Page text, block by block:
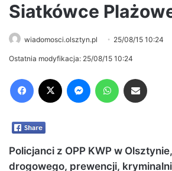
Siatkówce
wiadomosci.olsztyn.pl 25/08/15 10:24
Ostatnia modyfikacja: 25/08/15 10:24
Policjanci z OPP KWP w
drogowego, prewencji,